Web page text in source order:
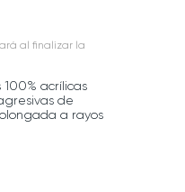
al finalizar la
acrílicas
de
a rayos